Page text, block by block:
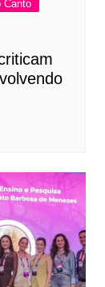
Canto